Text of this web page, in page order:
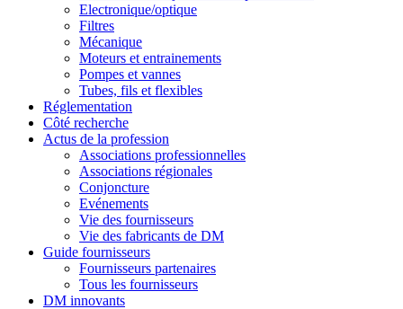
Electronique/optique
Filtres
Mécanique
Moteurs et entrainements
Pompes et vannes
Tubes, fils et flexibles
Réglementation
Côté recherche
Actus de la profession
Associations professionnelles
Associations régionales
Conjoncture
Evénements
Vie des fournisseurs
Vie des fabricants de DM
Guide fournisseurs
Fournisseurs partenaires
Tous les fournisseurs
DM innovants